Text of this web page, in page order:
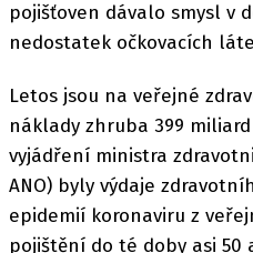
pojišťoven dávalo smysl v
nedostatek očkovacích
Letos jsou na veřejné
náklady zhruba 399
vyjádření ministra
ANO) byly výdaje
epidemií koronaviru z
pojištění do té doby asi 50